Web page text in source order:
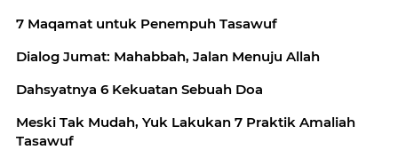
7 Maqamat untuk Penempuh Tasawuf
Dialog Jumat: Mahabbah, Jalan Menuju Allah
Dahsyatnya 6 Kekuatan Sebuah Doa
Meski Tak Mudah, Yuk Lakukan 7 Praktik Amaliah
Tasawuf